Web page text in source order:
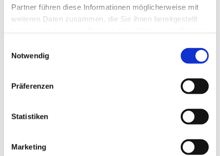
Partner führen diese Informationen möglicherweise mit
weiteren Daten zusammen, die Sie ihnen bereitgestellt
Notwendig
Präferenzen
Statistiken
Marketing